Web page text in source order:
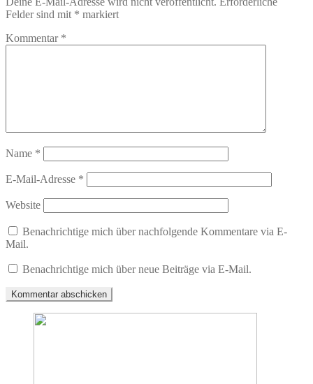
Felder sind mit * markiert
Kommentar *
Name *
E-Mail-Adresse *
Website
Benachrichtige mich über nachfolgende Kommentare via E-
Mail.
Benachrichtige mich über neue Beiträge via E-Mail.